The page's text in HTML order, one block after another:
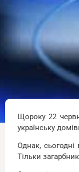
Щороку 22
українську
Однак,
Тільки